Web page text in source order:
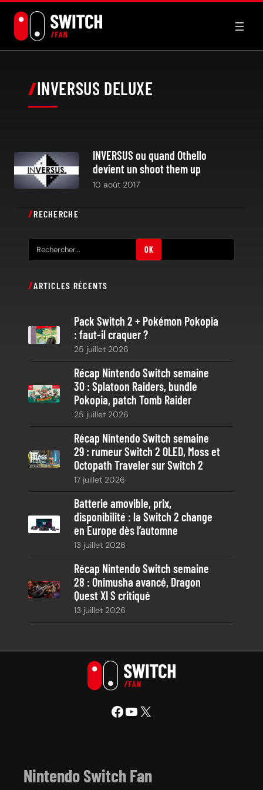
contenu
INVERSUS DELUXE
INVERSUS ou quand Othello
devient un shoot them up
10 août 2017
RECHERCHE
e
h
OK
ARTICLES RÉCENTS
Pack Switch 2 + Pokémon Pokopia
: faut-il craquer ?
25 juillet 2026
Récap Nintendo Switch semaine
30 : Splatoon Raiders, bundle
Pokopia, patch Tomb Raider
25 juillet 2026
Récap Nintendo Switch semaine
29 : rumeur Switch 2 OLED, Moss et
Octopath Traveler sur Switch 2
17 juillet 2026
Batterie amovible, prix,
disponibilité : la Switch 2 change
en Europe dès l’automne
13 juillet 2026
Récap Nintendo Switch semaine
28 : Onimusha avancé, Dragon
Quest XI S critiqué
13 juillet 2026
Facebook YouTube X
Nintendo Switch Fan